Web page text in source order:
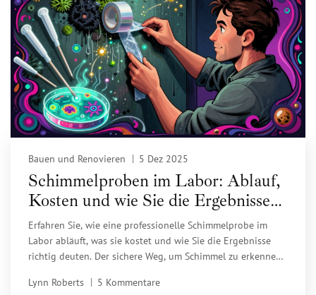
Bauen und Renovieren 5 Dez 2025
Schimmelproben im Labor: Ablauf,
Kosten und wie Sie die Ergebnisse
richtig verstehen
Erfahren Sie, wie eine professionelle Schimmelprobe im
Labor abläuft, was sie kostet und wie Sie die Ergebnisse
richtig deuten. Der sichere Weg, um Schimmel zu erkennen
Lynn Roberts
5 Kommentare